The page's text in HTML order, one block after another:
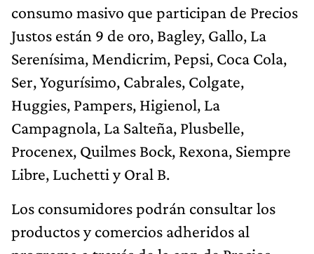
consumo masivo que participan de Precios
Justos están 9 de oro, Bagley, Gallo, La
Serenísima, Mendicrim, Pepsi, Coca Cola,
Ser, Yogurísimo, Cabrales, Colgate,
Huggies, Pampers, Higienol, La
Campagnola, La Salteña, Plusbelle,
Procenex, Quilmes Bock, Rexona, Siempre
Libre, Luchetti y Oral B.
Los consumidores podrán consultar los
productos y comercios adheridos al